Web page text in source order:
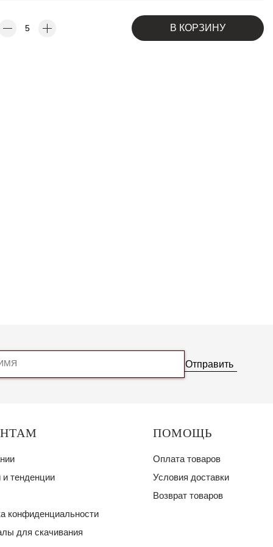
В КОРЗИНУ
Отправить
и тенденции
конфиденциальности
для скачивания
ПОМОЩЬ
Оплата товаров
Условия доставки
Возврат товаров